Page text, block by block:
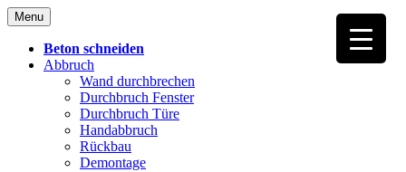
Skip
to
content
Menu
Beton schneiden
Abbruch
Wand durchbrechen
Durchbruch Fenster
Durchbruch Türe
Handabbruch
Rückbau
Demontage